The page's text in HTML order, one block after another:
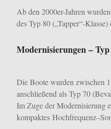
Ab den 2000er-Jahren
des Typ 80 („Tapper“-Klasse)
Modernisierungen –
Die Boote wurden zwischen
anschließend als Typ 70
Im Zuge der Modernisierung
kompaktes